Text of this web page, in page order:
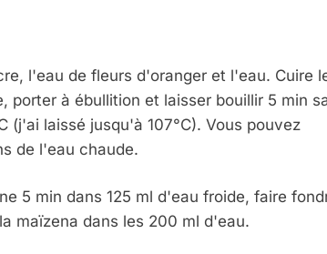
l'eau de fleurs d'oranger et l'eau. Cuire
porter à ébullition et laisser bouillir 5 min
(j'ai laissé jusqu'à 107°C). Vous pouvez
de l'eau chaude.
5 min dans 125 ml d'eau froide, faire
maïzena dans les 200 ml d'eau.